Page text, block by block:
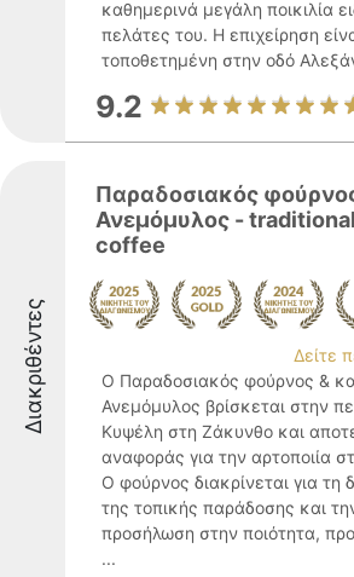
καθημερινά μεγάλη ποικιλία
πελάτες του. Η επιχείρηση
τοποθετημένη στην οδό
9.2
Διακριθέντες
Παραδοσιακός
Ανεμόμυλος -
coffee
Δείτε
Ο Παραδοσιακός φούρνος &
Ανεμόμυλος βρίσκεται στην
Κυψέλη στη Ζάκυνθο και
αναφοράς για την αρτοποιία
Ο φούρνος διακρίνεται για τη
της τοπικής παράδοσης και
προσήλωση στην ποιότητα,
...